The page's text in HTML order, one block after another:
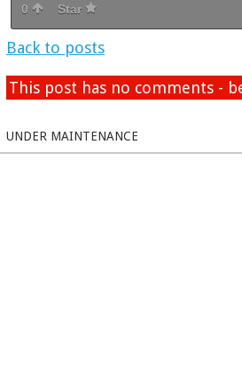
0 Star
Back to posts
This post has no comments -
UNDER MAINTENANCE